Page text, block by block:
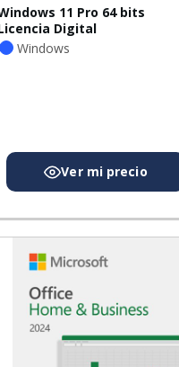
11 Pro 64 bits
Digital
Windows